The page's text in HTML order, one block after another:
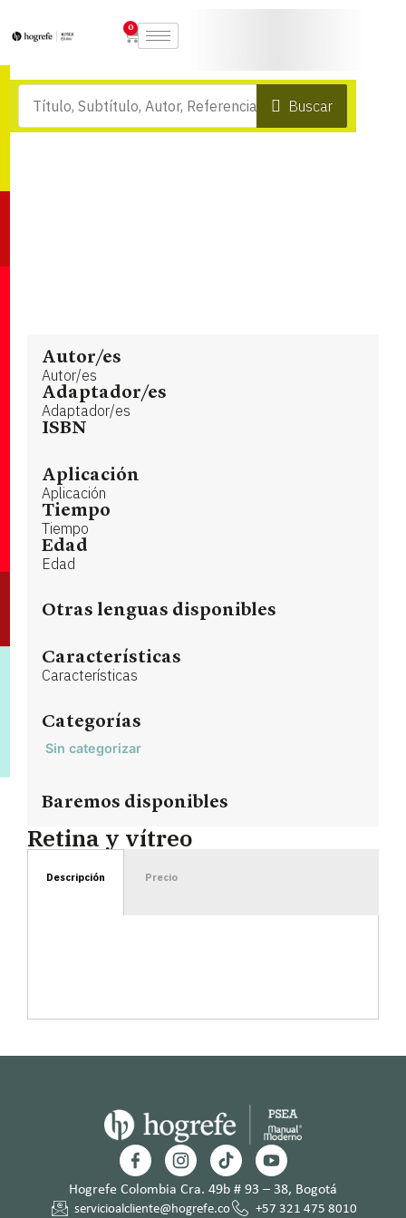
0
Buscar
Autor/es
Autor/es
Adaptador/es
Adaptador/es
ISBN
Aplicación
Aplicación
Tiempo
Tiempo
Edad
Edad
Otras lenguas disponibles
Características
Características
Categorías
Sin categorizar
Baremos disponibles
Retina y vítreo
Descripción Precio
Hogrefe Colombia Cra. 49b # 93 – 38, Bogotá
servicioalcliente@hogrefe.co +57 321 475 8010